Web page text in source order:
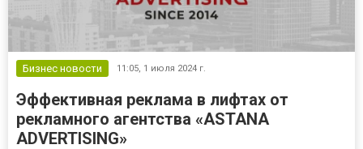
Бизнес новости 11:05, 1 июля 2024 г.
Эффективная реклама в лифтах от
рекламного агентства «ASTANA
ADVERTISING»